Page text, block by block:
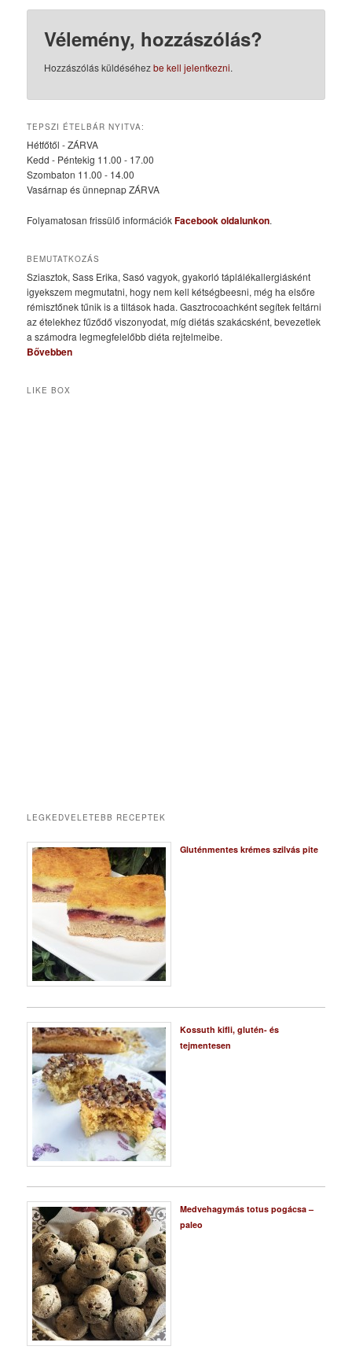
Vélemény, hozzászólás?
Hozzászólás küldéséhezbe kell jelentkezni.
TEPSZI ÉTELBÁR NYITVA:
Hétfőtől - ZÁRVA
Kedd - Péntekig 11.00 - 17.00
Szombaton 11.00 - 14.00
Vasárnap és ünnepnap ZÁRVA
Folyamatosan frissülő információkFacebook oldalunkon.
BEMUTATKOZÁS
Sziasztok, Sass Erika, Sasó vagyok, gyakorló táplálékallergiásként
igyekszem megmutatni, hogy nem kell kétségbeesni, még ha elsőre
rémisztőnek tűnik is a tiltások hada. Gasztrocoachként segítek feltárni
az ételekhez fűződő viszonyodat, míg diétás szakácsként, bevezetlek
a számodra legmegfelelőbb diéta rejtelmeibe.
Bővebben
LIKE BOX
LEGKEDVELETEBB RECEPTEK
Gluténmentes krémes szilvás pite
Kossuth kifli, glutén- és
tejmentesen
Medvehagymás totus pogácsa –
paleo